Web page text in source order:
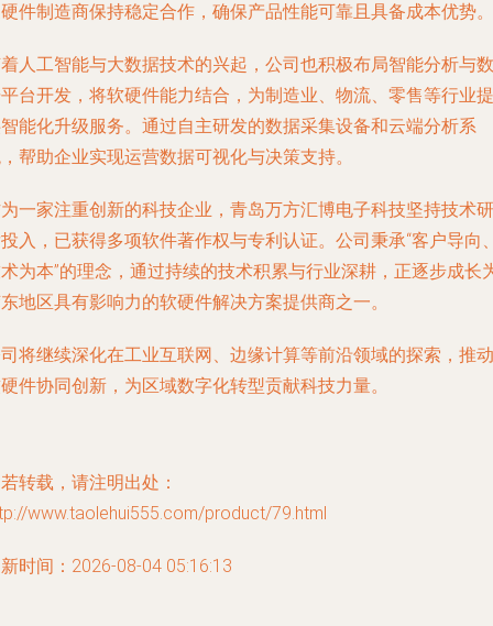
件制造商保持稳定合作，确保产品性能可靠且具备成本优势。
人工智能与大数据技术的兴起，公司也积极布局智能分析与数
台开发，将软硬件能力结合，为制造业、物流、零售等行业提
能化升级服务。通过自主研发的数据采集设备和云端分析系
帮助企业实现运营数据可视化与决策支持。
一家注重创新的科技企业，青岛万方汇博电子科技坚持技术研
入，已获得多项软件著作权与专利认证。公司秉承“客户导向
为本”的理念，通过持续的技术积累与行业深耕，正逐步成长
地区具有影响力的软硬件解决方案提供商之一。
将继续深化在工业互联网、边缘计算等前沿领域的探索，推动
件协同创新，为区域数字化转型贡献科技力量。
转载，请注明出处：
www.taolehui555.com/product/79.html
时间：2026-08-04 05:16:13